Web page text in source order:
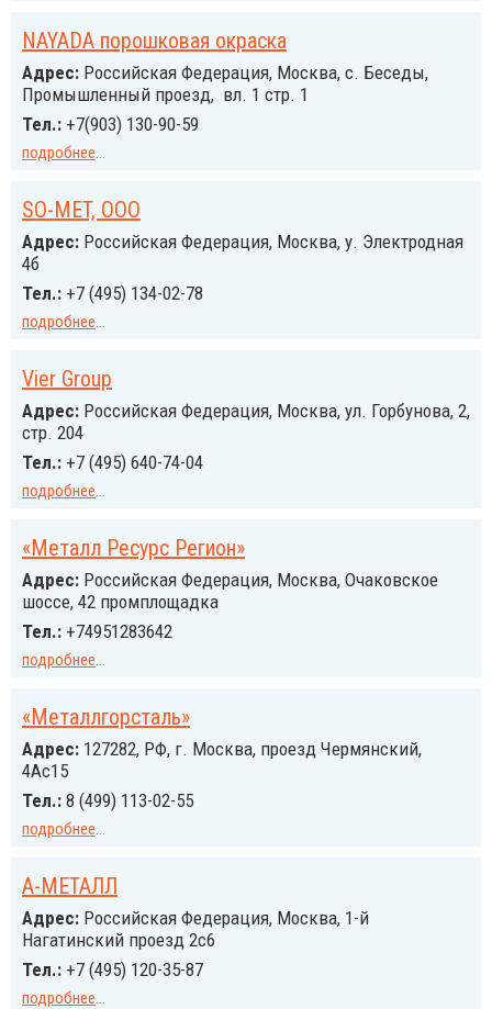
NAYADA порошковая окраска
Адрес: Российcкая Федерация, Москва, с. Беседы,
Промышленный проезд, вл. 1 стр. 1
Тел.: +7(903) 130-90-59
подробнее...
SO-MET, ООО
Адрес: Российcкая Федерация, Москва, у. Электродная
4б
Тел.: +7 (495) 134-02-78
подробнее...
Vier Group
Адрес: Российcкая Федерация, Москва, ул. Горбунова, 2,
стр. 204
Тел.: +7 (495) 640-74-04
подробнее...
«Металл Ресурс Регион»
Адрес: Российcкая Федерация, Москва, Очаковское
шоссе, 42 промплощадка
Тел.: +74951283642
подробнее...
«Металлгорсталь»
Адрес: 127282, РФ, г. Москва, проезд Чермянский,
4Ас15
Тел.: 8 (499) 113-02-55
подробнее...
А-МЕТАЛЛ
Адрес: Российcкая Федерация, Москва, 1-й
Нагатинский проезд 2с6
Тел.: +7 (495) 120-35-87
подробнее...